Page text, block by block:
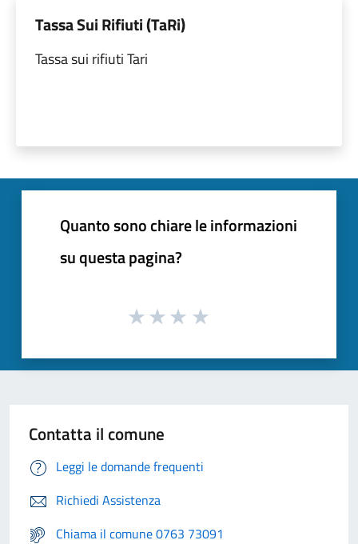
Tassa Sui Rifiuti (TaRi)
Tassa sui rifiuti Tari
Quanto sono chiare le informazioni
su questa pagina?
Contatta il comune
Leggi le domande frequenti
Richiedi Assistenza
Chiama il comune 0763 73091